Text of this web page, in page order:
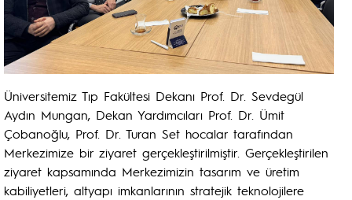
Üniversitemiz Tıp Fakültesi Dekanı Prof. Dr. Sevdegül
Aydın Mungan, Dekan Yardımcıları Prof. Dr. Ümit
Çobanoğlu, Prof. Dr. Turan Set hocalar tarafından
Merkezimize bir ziyaret gerçekleştirilmiştir. Gerçekleştirilen
ziyaret kapsamında Merkezimizin tasarım ve üretim
kabiliyetleri, altyapı imkanlarının stratejik teknolojilere